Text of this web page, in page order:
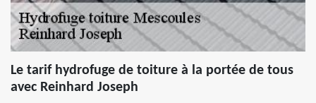
Le tarif hydrofuge de toiture à la portée de tous
avec Reinhard Joseph